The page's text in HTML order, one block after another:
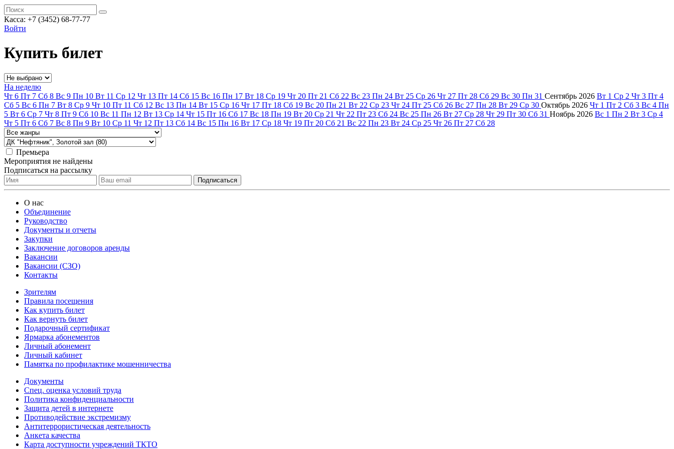
Касса: +7 (3452) 68-77-77
Войти
Купить билет
На неделю
Чт 6 Пт 7 Сб 8 Вс 9 Пн 10 Вт 11 Ср 12 Чт 13 Пт 14 Сб 15 Вс 16 Пн 17 Вт 18 Ср 19 Чт 20 Пт 21 Сб 22 Вс 23 Пн 24 Вт 25 Ср 26 Чт 27 Пт 28 Сб 29 Вс 30 Пн 31 Сентябрь 2026 Вт 1 Ср 2 Чт 3 Пт 4
Сб 5 Вс 6 Пн 7 Вт 8 Ср 9 Чт 10 Пт 11 Сб 12 Вс 13 Пн 14 Вт 15 Ср 16 Чт 17 Пт 18 Сб 19 Вс 20 Пн 21 Вт 22 Ср 23 Чт 24 Пт 25 Сб 26 Вс 27 Пн 28 Вт 29 Ср 30 Октябрь 2026 Чт 1 Пт 2 Сб 3 Вс 4 Пн
5 Вт 6 Ср 7 Чт 8 Пт 9 Сб 10 Вс 11 Пн 12 Вт 13 Ср 14 Чт 15 Пт 16 Сб 17 Вс 18 Пн 19 Вт 20 Ср 21 Чт 22 Пт 23 Сб 24 Вс 25 Пн 26 Вт 27 Ср 28 Чт 29 Пт 30 Сб 31 Ноябрь 2026 Вс 1 Пн 2 Вт 3 Ср 4
Чт 5 Пт 6 Сб 7 Вс 8 Пн 9 Вт 10 Ср 11 Чт 12 Пт 13 Сб 14 Вс 15 Пн 16 Вт 17 Ср 18 Чт 19 Пт 20 Сб 21 Вс 22 Пн 23 Вт 24 Ср 25 Чт 26 Пт 27 Сб 28
Премьера
Мероприятия не найдены
Подписаться на рассылку
О нас
Объединение
Руководство
Документы и отчеты
Закупки
Заключение договоров аренды
Вакансии
Вакансии (СЗО)
Контакты
Зрителям
Правила посещения
Как купить билет
Как вернуть билет
Подарочный сертификат
Ярмарка абонементов
Личный абонемент
Личный кабинет
Памятка по профилактике мошенничества
Документы
Спец. оценка условий труда
Политика конфиденциальности
Защита детей в интернете
Противодействие экстремизму
Антитеррористическая деятельность
Анкета качества
Карта доступности учреждений ТКТО